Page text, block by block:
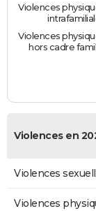
Violences
Violences
hors cadre
Violences en
Violences
Violences